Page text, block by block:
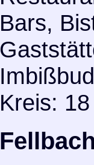
Bars,
Kreis: 18
Fellbach